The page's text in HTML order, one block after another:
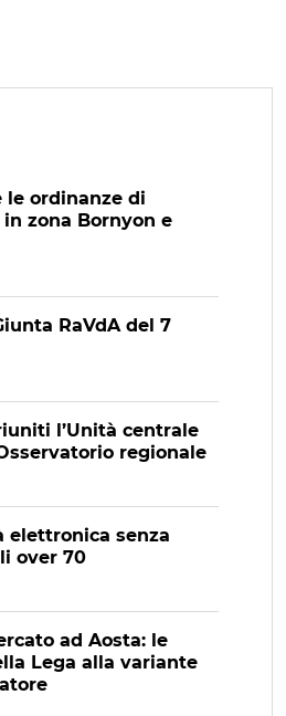
le ordinanze di
zona Bornyon e
RaVdA del 7
l’Unità centrale
regionale
elettronica senza
over 70
ad Aosta: le
Lega alla variante